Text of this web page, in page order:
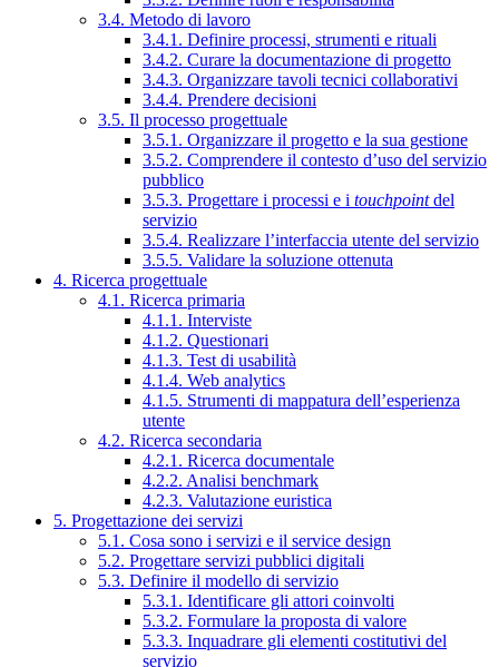
3.4. Metodo di lavoro
3.4.1. Definire processi, strumenti e rituali
3.4.2. Curare la documentazione di progetto
3.4.3. Organizzare tavoli tecnici collaborativi
3.4.4. Prendere decisioni
3.5. Il processo progettuale
3.5.1. Organizzare il progetto e la sua gestione
3.5.2. Comprendere il contesto d’uso del servizio
pubblico
3.5.3. Progettare i processi e i touchpointdel
servizio
3.5.4. Realizzare l’interfaccia utente del servizio
3.5.5. Validare la soluzione ottenuta
4. Ricerca progettuale
4.1. Ricerca primaria
4.1.1. Interviste
4.1.2. Questionari
4.1.3. Test di usabilità
4.1.4. Web analytics
4.1.5. Strumenti di mappatura dell’esperienza
utente
4.2. Ricerca secondaria
4.2.1. Ricerca documentale
4.2.2. Analisi benchmark
4.2.3. Valutazione euristica
5. Progettazione dei servizi
5.1. Cosa sono i servizi e il service design
5.2. Progettare servizi pubblici digitali
5.3. Definire il modello di servizio
5.3.1. Identificare gli attori coinvolti
5.3.2. Formulare la proposta di valore
5.3.3. Inquadrare gli elementi costitutivi del
servizio